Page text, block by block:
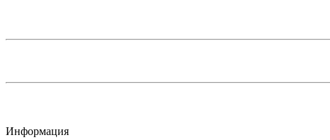
Информация